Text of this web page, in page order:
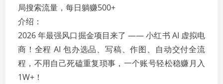
介绍：
2026 年最强风口掘金项目来了 —— 小红书 AI 虚拟电
商！全程 AI 包办选品、写稿、作图、自动交付全流
程，不用自己死磕重复琐事，一个账号轻松稳赚月入
1W+！